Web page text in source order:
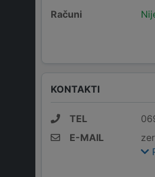
Računi
KONTAKTI
TEL
E-MAIL